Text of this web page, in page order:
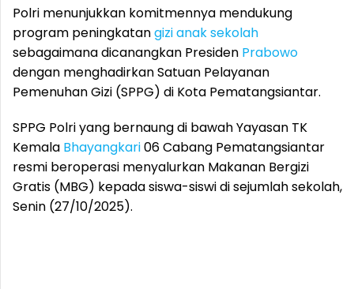
Polri menunjukkan komitmennya mendukung
program peningkatangizi anak sekolah
sebagaimana dicanangkan Presiden Prabowo
dengan menghadirkan Satuan Pelayanan
Pemenuhan Gizi (SPPG) di Kota Pematangsiantar.
SPPG Polri yang bernaung di bawah Yayasan TK
Kemala Bhayangkari06 Cabang Pematangsiantar
resmi beroperasi menyalurkan Makanan Bergizi
Gratis (MBG) kepada siswa-siswi di sejumlah sekolah,
Senin (27/10/2025).